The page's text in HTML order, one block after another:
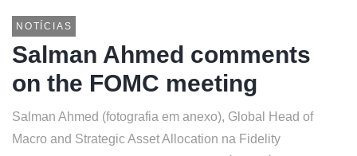
NOTÍCIAS
Salman Ahmed comments
on the FOMC meeting
Salman Ahmed (fotografia em anexo), Global Head of
Macro and Strategic Asset Allocation na Fidelity